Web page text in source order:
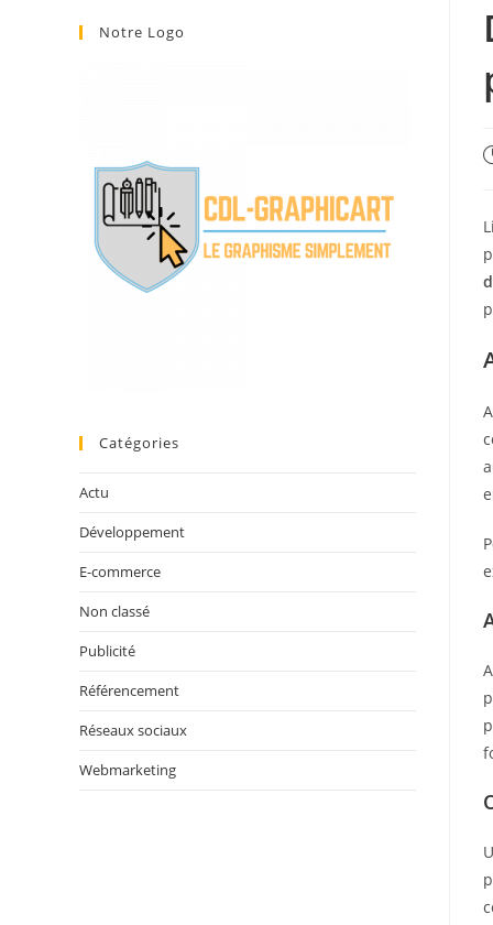
Notre Logo
Catégories
Actu
Développement
E-commerce
Non classé
Publicité
Référencement
Réseaux sociaux
Webmarketing